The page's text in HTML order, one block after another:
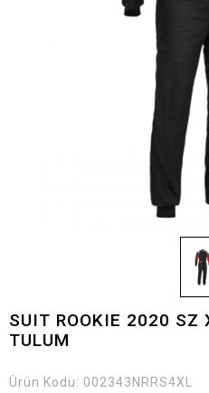
SUIT ROOKIE 2020 SZ
TULUM
Ürün Kodu: 002343NRRS4XL